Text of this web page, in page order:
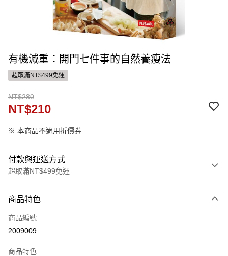
有機減重：開門七件事的自然養瘦法
超取滿NT$499免運
NT$280
NT$210
※ 本商品不適用折價券
付款與運送方式
超取滿NT$499免運
信用卡一次付款
ATM付款
運送方式
商品特色
商品編號
2009009
商品特色